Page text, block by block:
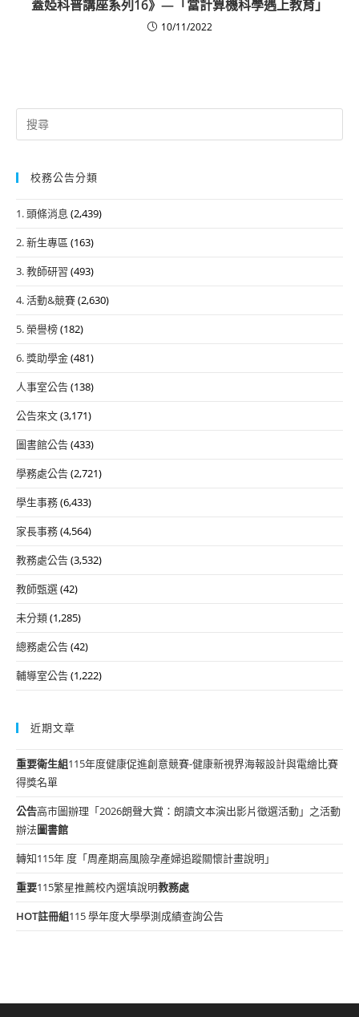
蓋婭科普講座系列16》—「當計算機科學遇上教育」
10/11/2022
Search
for:
校務公告分類
1. 頭條消息 (2,439)
2. 新生專區 (163)
3. 教師研習 (493)
4. 活動&競賽(2,630)
5. 榮譽榜(182)
6. 獎助學金(481)
人事室公告(138)
公告來文(3,171)
圖書館公告(433)
學務處公告(2,721)
學生事務(6,433)
家長事務(4,564)
教務處公告(3,532)
教師甄選(42)
未分類(1,285)
總務處公告(42)
輔導室公告(1,222)
近期文章
重要衛生組115年度健康促進創意競賽-健康新視界海報設計與電繪比賽
得獎名單
公告高市圖辦理「2026朗聲大賞：朗讀文本演出影片徵選活動」之活動
辦法圖書館
轉知115年 度「周產期高風險孕產婦追蹤關懷計畫說明」
重要115繁星推薦校內選填說明教務處
HOT註冊組115 學年度大學學測成績查詢公告